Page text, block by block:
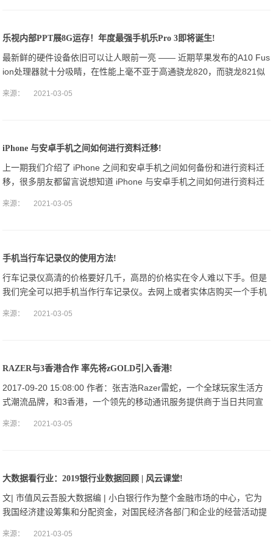
乐视内部PPT展8G运存！年度最强手机乐Pro 3即将诞生!
最新鲜的硬件设备依旧可以让人眼前一亮 —— 近期苹果发布的A10 Fus
ion处理器就十分吸睛，在性能上毫不亚于高通骁龙820，而骁龙821似
来源： 2021-03-05
iPhone 与安卓手机之间如何进行资料迁移!
​上一期我们介绍了 iPhone 之间和安卓手机之间如何备份和进行资料迁
移，很多朋友都留言说想知道 iPhone 与安卓手机之间如何进行资料迁
来源： 2021-03-05
手机当行车记录仪的使用方法!
行车记录仪高清的价格要好几千，高昂的价格实在令人难以下手。但是
我们完全可以把手机当作行车记录仪。去网上或者实体店购买一个手机
让手机有一个最
来源： 2021-03-05
RAZER与3香港合作 率先将zGOLD引入香港!
2017-09-20 15:08:00 作者：张吉浩Razer雷蛇，一个全球玩家生活方
式潮流品牌，和3香港，一个领先的移动通讯服务提供商于当日共同宣
来源： 2021-03-05
大数据看行业：2019银行业数据回顾 | 风云课堂!
文| 市值风云吾股大数据编 | 小白银行作为整个金融市场的中心，它为
我国经济建设筹集和分配资金，对国民经济各部门和企业的经营活动提
来源： 2021-03-05